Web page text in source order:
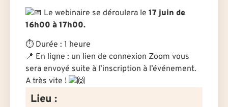
Le webinaire se déroulera le 17 juin de
16h00 à 17h00.
⏱ Durée : 1 heure
📍 En ligne : un lien de connexion Zoom vous
sera envoyé suite à l’inscription à l’événement.
A très vite !
Lieu :